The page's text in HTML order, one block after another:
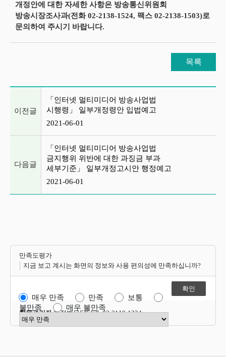
개정안에 대한 자세한 사항은 방송통신위원회
방송시장조사과(전화 02-2138-1524, 팩스 02-2138-1503)로
문의하여 주시기 바랍니다.
목록
이전글
「인터넷 멀티미디어 방송사업법
시행령」 일부개정령안 입법예고
2021-06-01
다음글
「인터넷 멀티미디어 방송사업법
금지행위 위반에 대한 과징금 부과
세부기준」 일부개정고시안 행정예고
2021-06-01
만족도평가
지금 보고 계시는 화면의 정보와 사용 편의성에 만족하십니까?
매우 만족 만족
보통
불만족
매우 불만족
만족도 점수 선택
항목관리자행정법무담당관 02-2110-1324